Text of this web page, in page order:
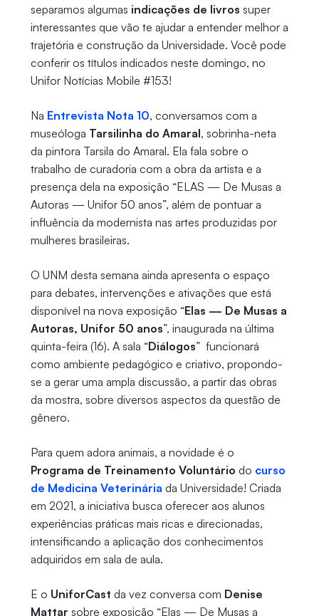
separamos algumas indicações de livros super
interessantes que vão te ajudar a entender melhor a
trajetória e construção da Universidade. Você pode
conferir os títulos indicados neste domingo, no
Unifor Notícias Mobile #153!
Na Entrevista Nota 10, conversamos com a
museóloga Tarsilinha do Amaral, sobrinha-neta
da pintora Tarsila do Amaral. Ela fala sobre o
trabalho de curadoria com a obra da artista e a
presença dela na exposição “ELAS — De Musas a
Autoras — Unifor 50 anos”, além de pontuar a
influência da modernista nas artes produzidas por
mulheres brasileiras.
O UNM desta semana ainda apresenta o espaço
para debates, intervenções e ativações que está
disponível na nova exposição “Elas — De Musas a
Autoras, Unifor 50 anos”, inaugurada na última
quinta-feira (16). A sala “Diálogos” funcionará
como ambiente pedagógico e criativo, propondo-
se a gerar uma ampla discussão, a partir das obras
da mostra, sobre diversos aspectos da questão de
gênero.
Para quem adora animais, a novidade é o
Programa de Treinamento Voluntário do curso
de Medicina Veterinária da Universidade! Criada
em 2021, a iniciativa busca oferecer aos alunos
experiências práticas mais ricas e direcionadas,
intensificando a aplicação dos conhecimentos
adquiridos em sala de aula.
E o UniforCast da vez conversa com Denise
Mattar sobre exposição “Elas — De Musas a